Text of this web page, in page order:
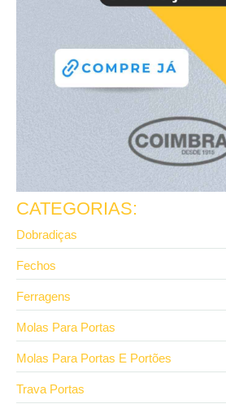
CATEGORIAS:
Dobradiças
Fechos
Ferragens
Molas Para Portas
Molas Para Portas E Portões
Trava Portas